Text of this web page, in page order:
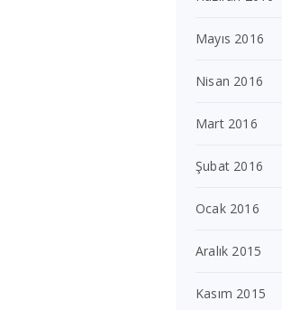
Mayıs 2016
Nisan 2016
Mart 2016
Şubat 2016
Ocak 2016
Aralık 2015
Kasım 2015